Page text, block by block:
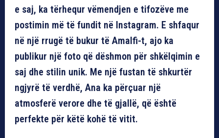
e saj, ka tërhequr vëmendjen e tifozëve me
postimin më të fundit në Instagram. E shfaqur
në një rrugë të bukur të Amalfi-t, ajo ka
publikur një foto që dëshmon për shkëlqimin e
saj dhe stilin unik. Me një fustan të shkurtër
ngjyrë të verdhë, Ana ka përçuar një
atmosferë verore dhe të gjallë, që është
perfekte për këtë kohë të vitit.